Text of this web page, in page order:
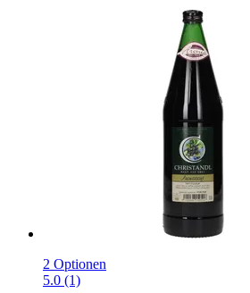
2 Optionen
5.0 (1)